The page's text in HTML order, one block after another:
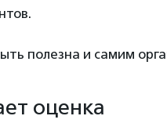
полезна и самим
оценка